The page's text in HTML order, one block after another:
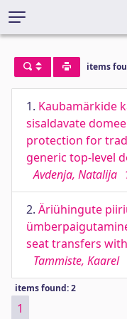
items
1. Kaubamärkide
sisaldavate
protection for
generic top-level
Avdenja, Natalija
2. Äriühingute
seat transfers
Tammiste, Kaarel
items found: 2
1